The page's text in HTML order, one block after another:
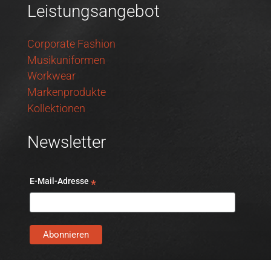
Leistungsangebot
Corporate Fashion
Musikuniformen
Workwear
Markenprodukte
Kollektionen
Newsletter
E-Mail-Adresse *